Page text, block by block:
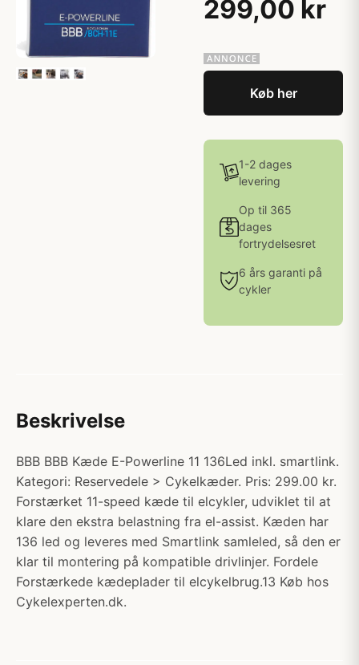
299,00 kr
Køb her
1-2 dages
levering
Op til 365
dages
fortrydelsesret
6 års garanti på
cykler
Beskrivelse
BBB BBB Kæde E-Powerline 11 136Led inkl. smartlink.
Kategori: Reservedele > Cykelkæder. Pris: 299.00 kr.
Forstærket 11-speed kæde til elcykler, udviklet til at
klare den ekstra belastning fra el-assist. Kæden har
136 led og leveres med Smartlink samleled, så den er
klar til montering på kompatible drivlinjer. Fordele
Forstærkede kædeplader til elcykelbrug.13 Køb hos
Cykelexperten.dk.